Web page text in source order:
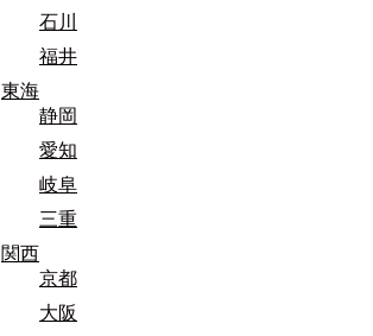
石川
福井
東海
静岡
愛知
岐阜
三重
関西
京都
大阪